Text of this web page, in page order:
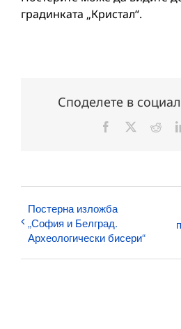
градинката „Кристал“.
Споделете в
Facebook
Постерна изложба
„София и Белград.
Археологически бисери“